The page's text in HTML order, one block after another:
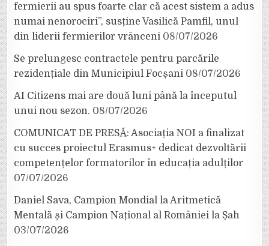
fermierii au spus foarte clar că acest sistem a adus
numai nenorociri”, susține Vasilică Pamfil, unul
din liderii fermierilor vrânceni 08/07/2026
Se prelungesc contractele pentru parcările
rezidențiale din Municipiul Focșani 08/07/2026
AI Citizens mai are două luni până la începutul
unui nou sezon. 08/07/2026
COMUNICAT DE PRESĂ: Asociația NOI a finalizat
cu succes proiectul Erasmus+ dedicat dezvoltării
competențelor formatorilor în educația adulților
07/07/2026
Daniel Sava, Campion Mondial la Aritmetică
Mentală și Campion Național al României la Șah
03/07/2026